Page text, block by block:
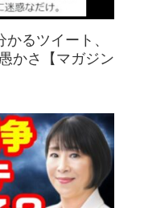
るツイート、
かさ【マガジン